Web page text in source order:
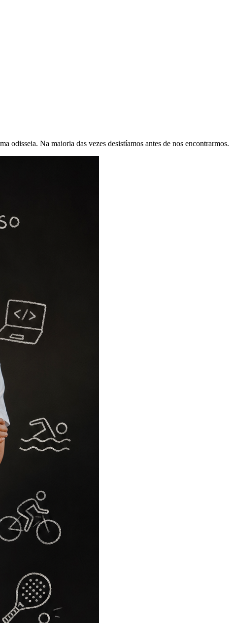
odisseia. Na maioria das vezes desistíamos antes de nos encontrarmos.